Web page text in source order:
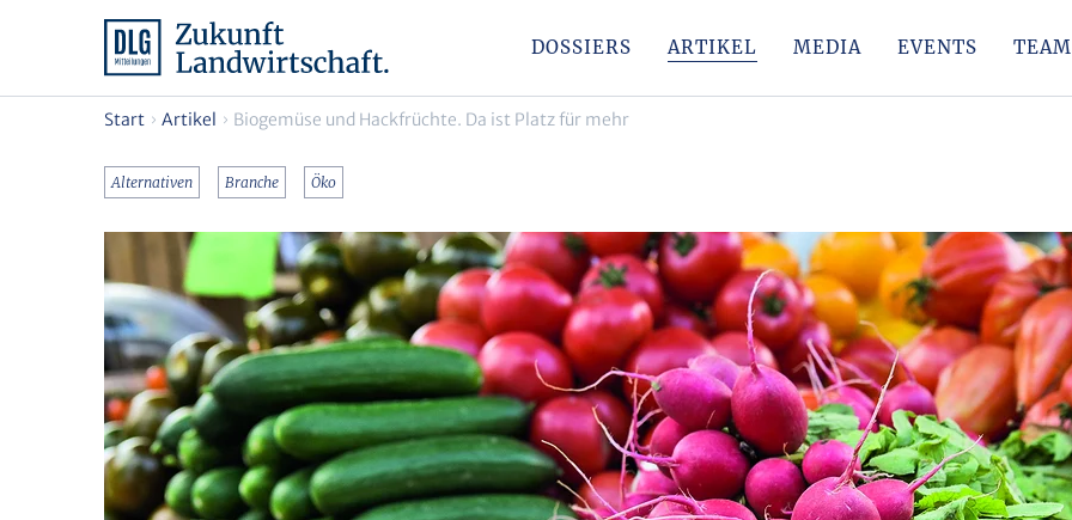
DOSSIERS ARTIKEL MEDIA EVENTS TEAM
Start Artikel Biogemüse und Hackfrüchte. Da ist Platz für mehr
Alternativen Branche Öko